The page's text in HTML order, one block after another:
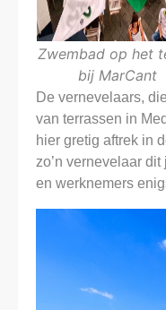
Zwembad op het
bij MarCant
De vernevelaars,
van terrassen in
hier gretig aftrek in
zo’n vernevelaar
en werknemers